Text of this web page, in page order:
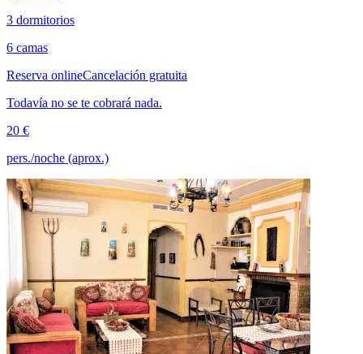
3 dormitorios
6 camas
Reserva onlineCancelación gratuita
Todavía no se te cobrará nada.
20 €
pers./noche (aprox.)